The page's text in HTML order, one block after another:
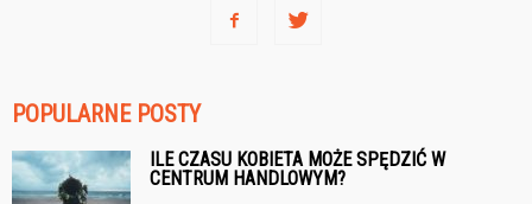
POPULARNE POSTY
ILE CZASU KOBIETA MOŻE SPĘDZIĆ W
CENTRUM HANDLOWYM?